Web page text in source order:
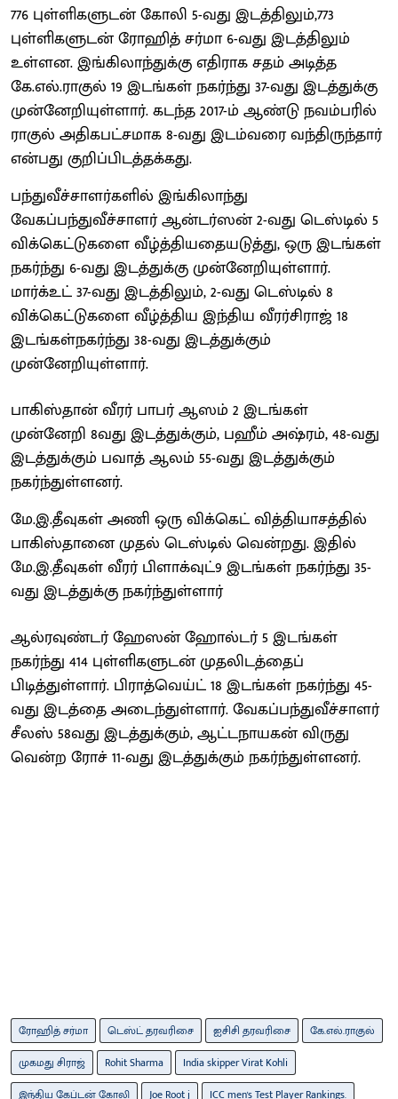
776 புள்ளிகளுடன் கோலி 5-வது இடத்திலும்,773
புள்ளிகளுடன் ரோஹித் சர்மா 6-வது இடத்திலும்
உள்ளன. இங்கிலாந்துக்கு எதிராக சதம் அடித்த
கே.எல்.ராகுல் 19 இடங்கள் நகர்ந்து 37-வது இடத்துக்கு
முன்னேறியுள்ளார். கடந்த 2017-ம் ஆண்டு நவம்பரில்
ராகுல் அதிகபட்சமாக 8-வது இடம்வரை வந்திருந்தார்
என்பது குறிப்பிடத்தக்கது.
பந்துவீச்சாளர்களில் இங்கிலாந்து
வேகப்பந்துவீச்சாளர் ஆன்டர்ஸன் 2-வது டெஸ்டில் 5
விக்கெட்டுகளை வீழ்த்தியதையடுத்து, ஒரு இடங்கள்
நகர்ந்து 6-வது இடத்துக்கு முன்னேறியுள்ளார்.
மார்க்உட் 37-வது இடத்திலும், 2-வது டெஸ்டில் 8
வி்க்கெட்டுகளை வீழ்த்திய இந்திய வீரர்சிராஜ் 18
இடங்கள்நகர்ந்து 38-வது இடத்துக்கும்
முன்னேறியுள்ளார்.
பாகிஸ்தான் வீரர் பாபர் ஆஸம் 2 இடங்கள்
முன்னேறி 8வது இடத்துக்கும், பஹீம் அஷ்ரம், 48-வது
இடத்துக்கும் பவாத் ஆலம் 55-வது இடத்துக்கும்
நகர்ந்துள்ளனர்.
மே.இ.தீவுகள் அணி ஒரு விக்கெட் வித்தியாசத்தில்
பாகிஸ்தானை முதல் டெஸ்டில் வென்றது. இதில்
மே.இ.தீவுகள் வீரர் பிளாக்வுட்9 இடங்கள் நகர்ந்து 35-
வது இடத்துக்கு நகர்ந்துள்ளார்
ஆல்ரவுண்டர் ஹேஸன் ஹோல்டர் 5 இடங்கள்
நகர்ந்து 414 புள்ளிகளுடன் முதலிடத்தைப்
பிடித்துள்ளார். பிராத்வெய்ட் 18 இடங்கள் நகர்ந்து 45-
வது இடத்தை அடைந்துள்ளார். வேகப்பந்துவீச்சாளர்
சீலஸ் 58வது இடத்துக்கும், ஆட்டநாயகன் விருது
வென்ற ரோச் 11-வது இடத்துக்கும் நகர்ந்துள்ளனர்.
ரோஹித் சர்மா டெஸ்ட் தரவரிசை ஐசிசி தரவரிசை
கே.எல்.ராகுல்
முகமது சிராஜ்
Rohit Sharma
India skipper Virat Kohli
இந்திய கேப்டன் கோலி
Joe Root j ICC men's Test Player Rankings.